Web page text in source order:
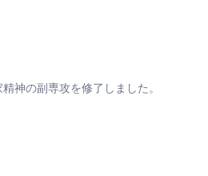
神の副専攻を修了しました。